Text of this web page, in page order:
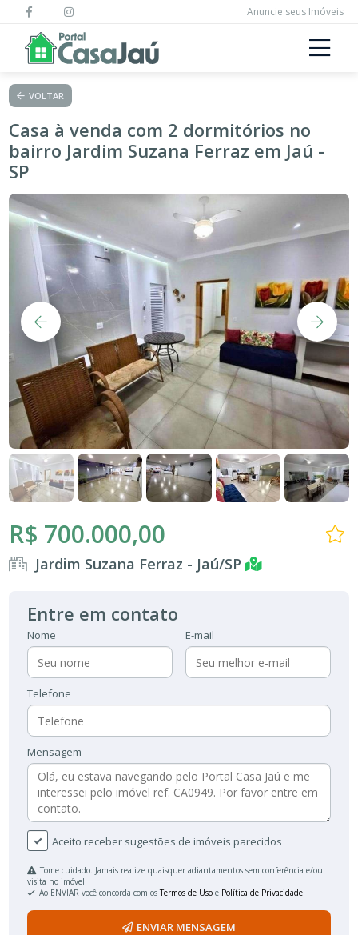
Anuncie seus Imóveis
VOLTAR
Casa à venda com 2 dormitórios no
bairro Jardim Suzana Ferraz em Jaú -
SP
R$ 700.000,00
Jardim Suzana Ferraz - Jaú/SP
Entre em contato
Nome E-mail
Telefone
Mensagem
Aceito receber sugestões de imóveis parecidos
Tome cuidado. Jamais realize quaisquer adiantamentos sem conferência e/ou
visita no imóvel.
Ao ENVIAR você concorda com osTermos de Uso e Política de Privacidade
ENVIAR MENSAGEM